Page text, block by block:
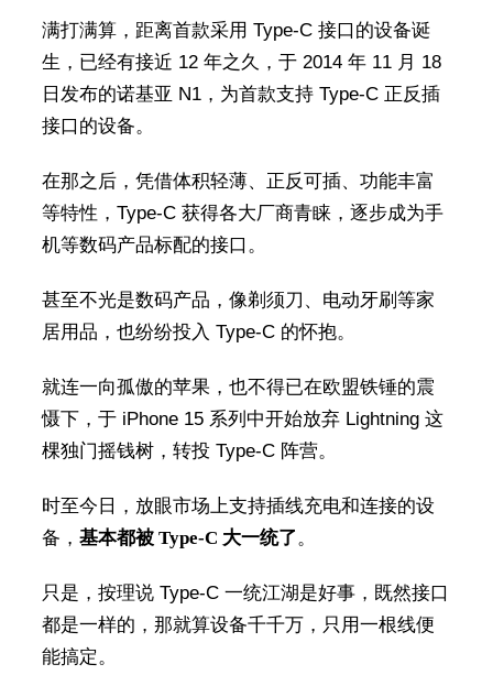
满打满算，距离首款采用 Type-C 接口的设备诞
生，已经有接近 12 年之久，于 2014 年 11 月 18
日发布的诺基亚 N1，为首款支持 Type-C 正反插
接口的设备。
在那之后，凭借体积轻薄、正反可插、功能丰富
等特性，Type-C 获得各大厂商青睐，逐步成为手
机等数码产品标配的接口。
甚至不光是数码产品，像剃须刀、电动牙刷等家
居用品，也纷纷投入 Type-C 的怀抱。
就连一向孤傲的苹果，也不得已在欧盟铁锤的震
慑下，于 iPhone 15 系列中开始放弃 Lightning 这
棵独门摇钱树，转投 Type-C 阵营。
时至今日，放眼市场上支持插线充电和连接的设
备， 基本都被 Type-C 大一统了。
只是，按理说 Type-C 一统江湖是好事，既然接口
都是一样的，那就算设备千千万，只用一根线便
能搞定。